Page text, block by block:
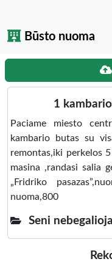
Būsto nuoma
1
Paciame miesto
kambario butas su
remontas,iki perkelos
masina ,randasi salia
„Fridriko
nuoma,800
Seni